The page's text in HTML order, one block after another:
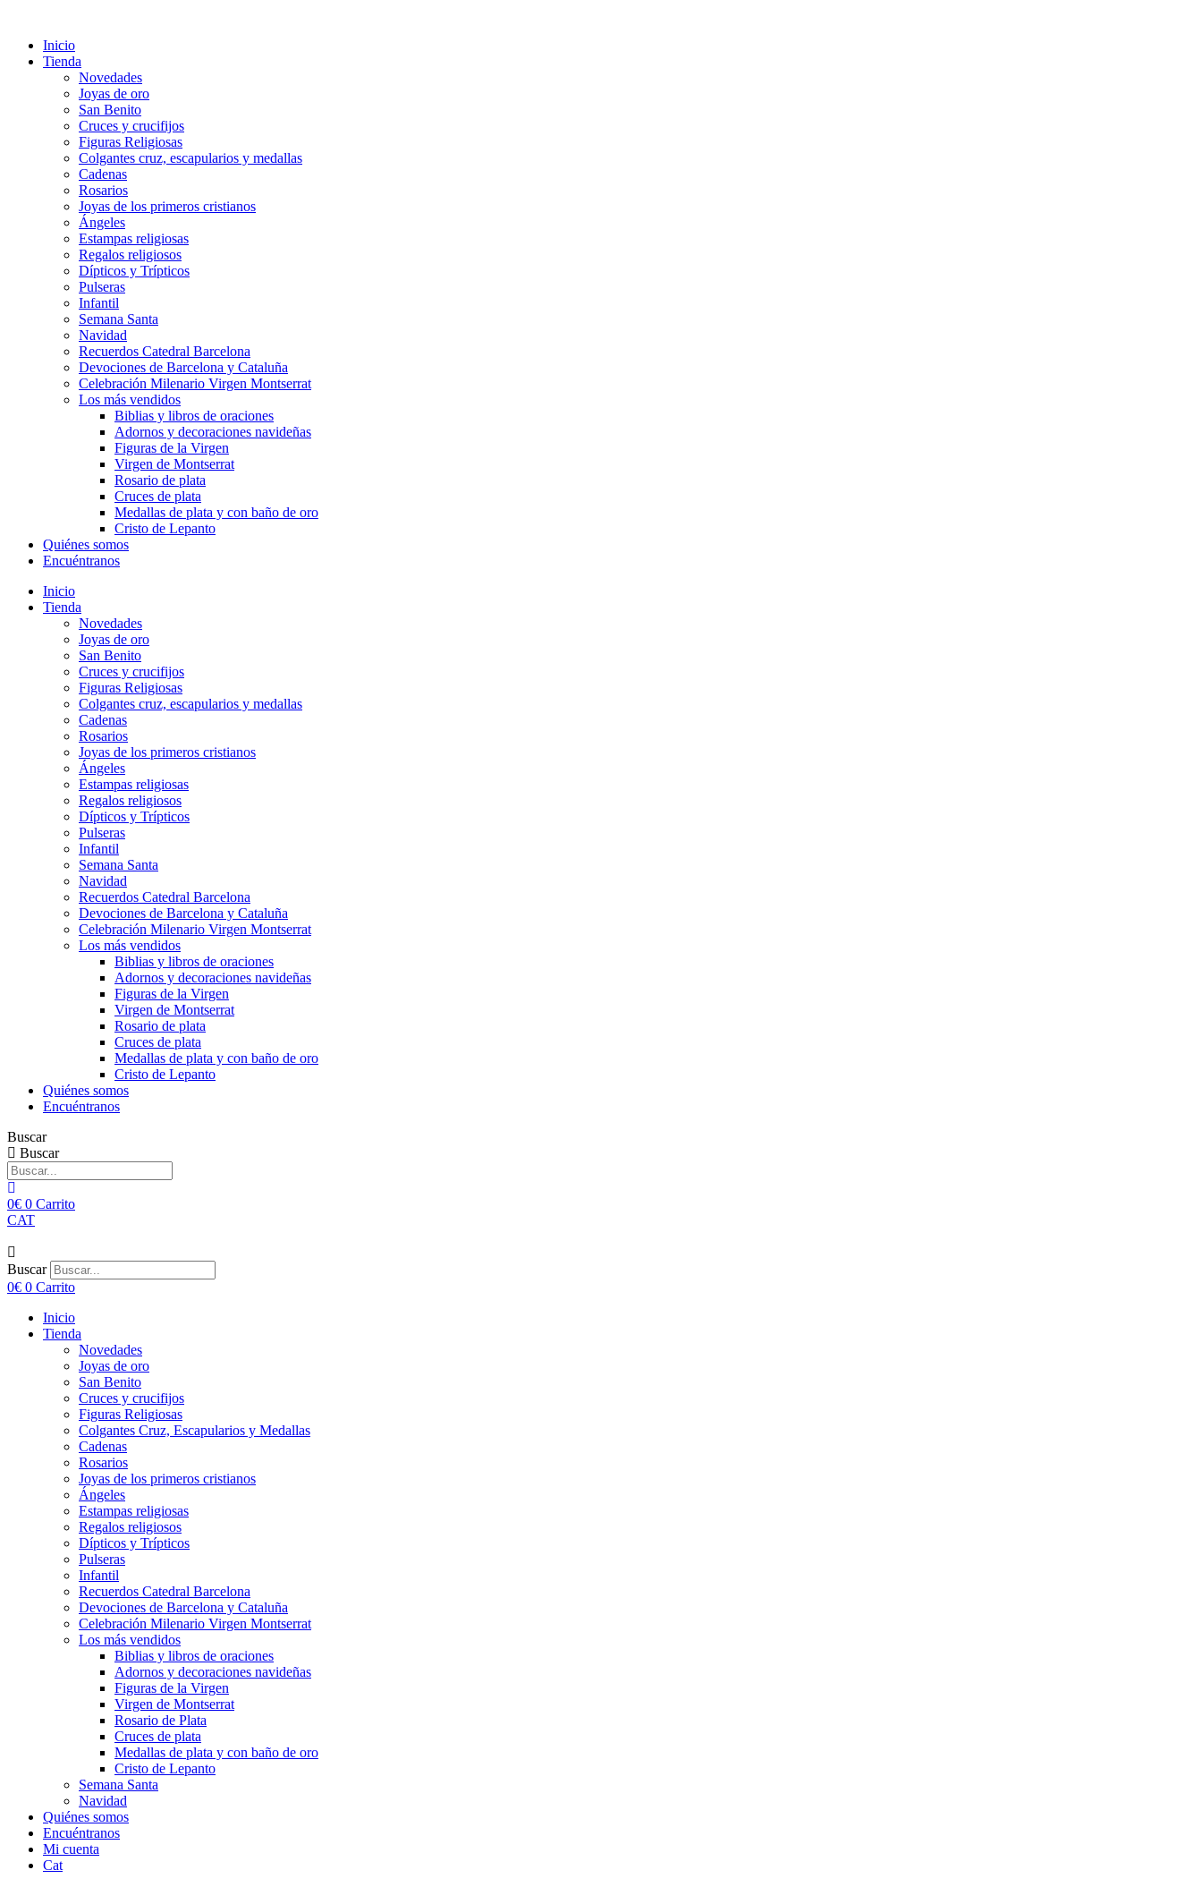
contenido
Inicio
Tienda
Novedades
Joyas de oro
San Benito
Cruces y crucifijos
Figuras Religiosas
Colgantes cruz, escapularios y medallas
Cadenas
Rosarios
Joyas de los primeros cristianos
Ángeles
Estampas religiosas
Regalos religiosos
Dípticos y Trípticos
Pulseras
Infantil
Semana Santa
Navidad
Recuerdos Catedral Barcelona
Devociones de Barcelona y Cataluña
Celebración Milenario Virgen Montserrat
Los más vendidos
Biblias y libros de oraciones
Adornos y decoraciones navideñas
Figuras de la Virgen
Virgen de Montserrat
Rosario de plata
Cruces de plata
Medallas de plata y con baño de oro
Cristo de Lepanto
Quiénes somos
Encuéntranos
Inicio
Tienda
Novedades
Joyas de oro
San Benito
Cruces y crucifijos
Figuras Religiosas
Colgantes cruz, escapularios y medallas
Cadenas
Rosarios
Joyas de los primeros cristianos
Ángeles
Estampas religiosas
Regalos religiosos
Dípticos y Trípticos
Pulseras
Infantil
Semana Santa
Navidad
Recuerdos Catedral Barcelona
Devociones de Barcelona y Cataluña
Celebración Milenario Virgen Montserrat
Los más vendidos
Biblias y libros de oraciones
Adornos y decoraciones navideñas
Figuras de la Virgen
Virgen de Montserrat
Rosario de plata
Cruces de plata
Medallas de plata y con baño de oro
Cristo de Lepanto
Quiénes somos
Encuéntranos
Buscar
Buscar
0€ 0 Carrito
CAT
Buscar
0€ 0 Carrito
Inicio
Tienda
Novedades
Joyas de oro
San Benito
Cruces y crucifijos
Figuras Religiosas
Colgantes Cruz, Escapularios y Medallas
Cadenas
Rosarios
Joyas de los primeros cristianos
Ángeles
Estampas religiosas
Regalos religiosos
Dípticos y Trípticos
Pulseras
Infantil
Recuerdos Catedral Barcelona
Devociones de Barcelona y Cataluña
Celebración Milenario Virgen Montserrat
Los más vendidos
Biblias y libros de oraciones
Adornos y decoraciones navideñas
Figuras de la Virgen
Virgen de Montserrat
Rosario de Plata
Cruces de plata
Medallas de plata y con baño de oro
Cristo de Lepanto
Semana Santa
Navidad
Quiénes somos
Encuéntranos
Mi cuenta
Cat